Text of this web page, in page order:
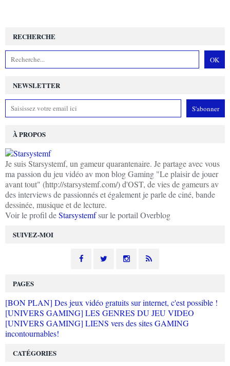
NEWSLETTER
SUIVEZ-MOI
RECHERCHE
À PROPOS
Je suis Starsystemf, un gameur quarantenaire. Je partage avec vous
ma passion du jeu vidéo av mon blog Gaming "Le plaisir de jouer
avant tout" (http://starsystemf.com/) d'OST, de vies de gameurs av
des interviews de passionnés et également je parle de ciné, bande
dessinée, musique et de lecture.
Voir le profil deStarsystemfsur le portail Overblog
PAGES
[BON PLAN] Des jeux vidéo gratuits sur internet, c'est possible !
[UNIVERS GAMING] LES GENRES DU JEU VIDEO
[UNIVERS GAMING] LIENS vers des sites GAMING
incontournables!
CATÉGORIES